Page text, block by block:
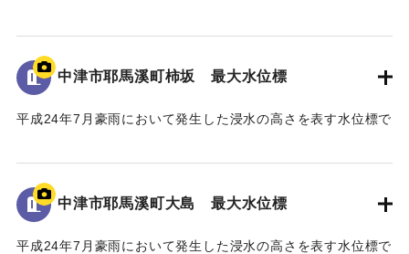
平成三十年十一月
国土交通省 山国川河川事務所
「平成24年7月九州北部豪雨」により、中津市耶馬溪町平田地
区及び戸原地区では、約70戸の家屋が浸水する甚大な被害を
受けた。
｜固有コード:
中津市耶馬溪町柿坂 最大水位標
平成24年7月豪雨において発生した浸水の高さを表す水位標で
地面から160cmの位置に水位が示されている。
｜固有コード: 09922068
中津市耶馬溪町大島 最大水位標
平成24年7月豪雨において発生した浸水の高さを表す水位標で